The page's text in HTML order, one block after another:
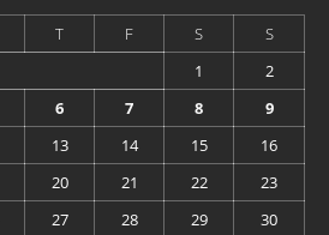
T F S
S
1
2
6 7 8
9
13 14 15
16
20 21 22
23
27 28 29 30